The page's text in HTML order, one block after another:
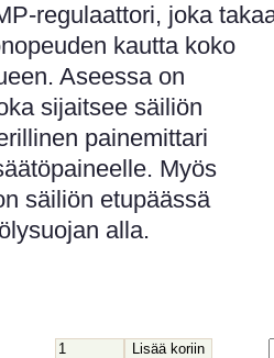
regulaattori, joka
kautta koko
Aseessa on
sijaitsee säiliön
painemittari
Myös
säiliön etupäässä
alla.